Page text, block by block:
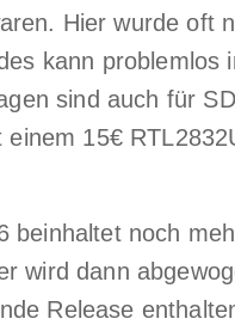
Hier wurde oft
kann
sind auch für
15€
beinhaltet noch
wird dann
Release